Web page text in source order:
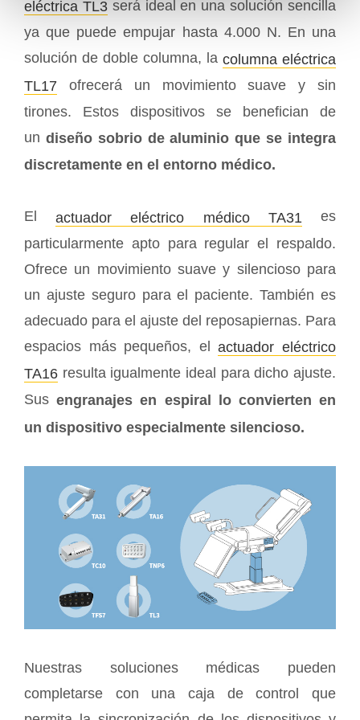
eléctrica TL3será ideal en una solución sencilla
ya que puede empujar hasta 4.000 N. En una
solución de doble columna, la columna eléctrica
TL17 ofrecerá un movimiento suave y sin
tirones. Estos dispositivos se benefician de
un diseño sobrio de aluminio que se integra
discretamente en el entorno médico.
Elactuador eléctrico médico TA31 es
particularmente apto para regular el respaldo.
Ofrece un movimiento suave y silencioso para
un ajuste seguro para el paciente. También es
adecuado para el ajuste del reposapiernas. Para
espacios más pequeños, elactuador eléctrico
TA16 resulta igualmente ideal para dicho ajuste.
Susengranajes en espiral lo convierten en
un dispositivo especialmente silencioso.
Nuestras soluciones médicas pueden
completarse con una caja de control que